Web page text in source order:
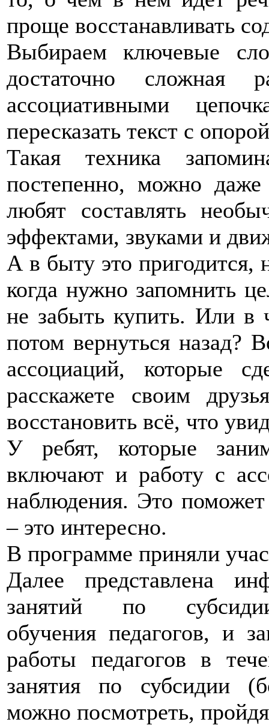
проще восстанавливать
Выбираем ключевые
достаточно
ассоциативными
пересказать текст с
Такая техника
постепенно, можно
любят составлять
эффектами, звуками и
А в быту это пригодится,
когда нужно запомнить
не забыть купить. Или в
потом вернуться назад?
ассоциаций, которые
расскажете своим
восстановить всё, что
У ребят, которые
включают и работу с
наблюдения. Это
– это интересно.
В программе приняли
Далее представлена
занятий по
обучения педагогов, и
работы педагогов в
занятия по субсидии
можно посмотреть,